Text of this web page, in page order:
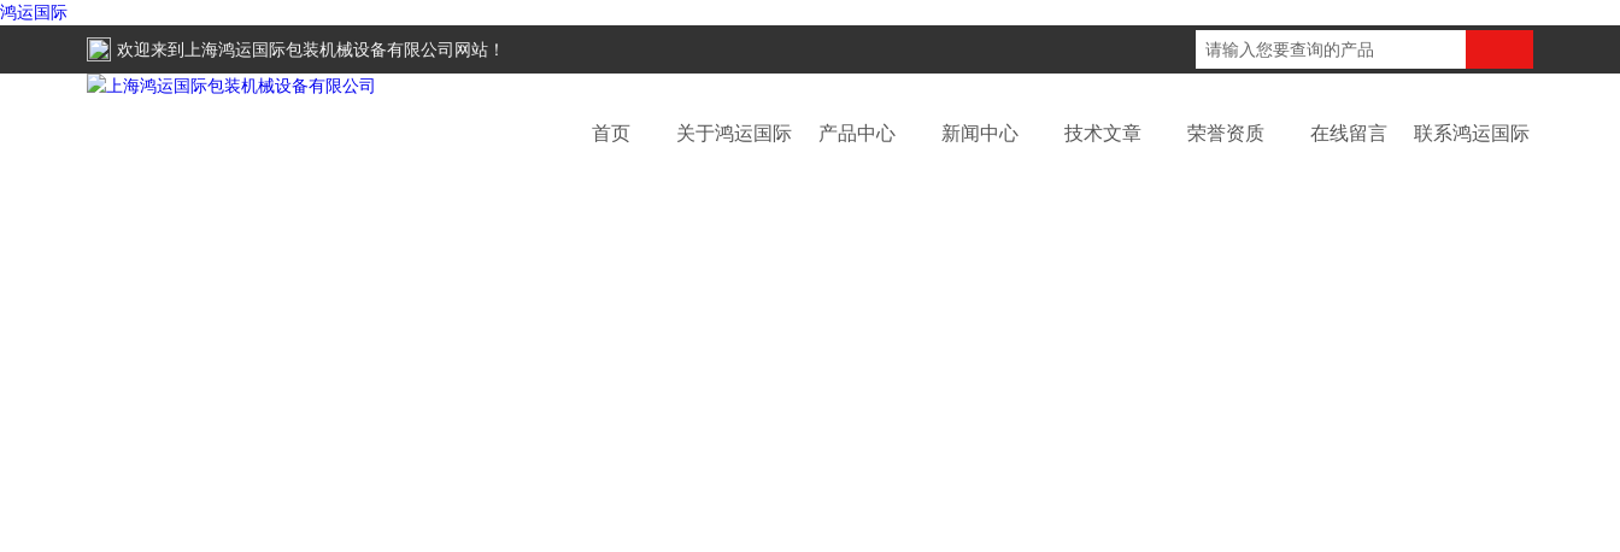
鸿运国际
欢迎来到
上海鸿运国际包装机械设备有限公司 网站！
首页 关于鸿运国际 产品中心 新闻中心 技术文章 荣誉资质 在线留言 联系鸿运国际